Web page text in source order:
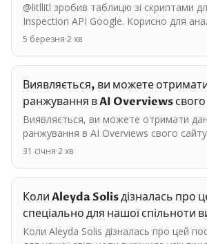
@litllitl зробив таблицю зі скриптами
Inspection API Google. Корисно для
посилань. - Andy Drinkwater розробив…
5 березня·2хв
Виявляється, ви можете
ранжування в AI Overviews свого
одне але. Для…
Виявляється, ви можете отримати
ранжування в AI Overviews свого
Для цього вам потрібно спіймати від
31 січня·2хв
Коли Aleyda Solis дізналась про
спеціально для нашої спільноти
присутніх…
Коли Aleyda Solis дізналась про цей